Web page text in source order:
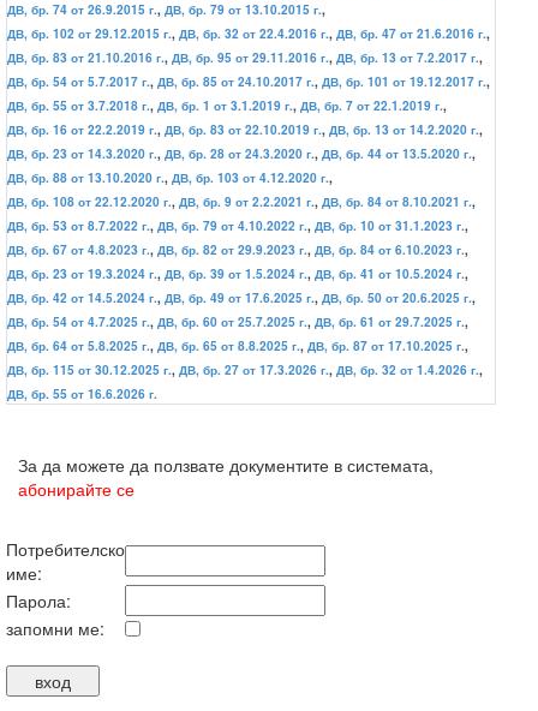
ДВ, бр. 74 от 26.9.2015 г., ДВ, бр. 79 от 13.10.2015 г.,
ДВ, бр. 102 от 29.12.2015 г., ДВ, бр. 32 от 22.4.2016 г., ДВ, бр. 47 от 21.6.2016 г.,
ДВ, бр. 83 от 21.10.2016 г., ДВ, бр. 95 от 29.11.2016 г., ДВ, бр. 13 от 7.2.2017 г.,
ДВ, бр. 54 от 5.7.2017 г., ДВ, бр. 85 от 24.10.2017 г., ДВ, бр. 101 от 19.12.2017 г.,
ДВ, бр. 55 от 3.7.2018 г., ДВ, бр. 1 от 3.1.2019 г., ДВ, бр. 7 от 22.1.2019 г.,
ДВ, бр. 16 от 22.2.2019 г., ДВ, бр. 83 от 22.10.2019 г., ДВ, бр. 13 от 14.2.2020 г.,
ДВ, бр. 23 от 14.3.2020 г., ДВ, бр. 28 от 24.3.2020 г., ДВ, бр. 44 от 13.5.2020 г.,
ДВ, бр. 88 от 13.10.2020 г., ДВ, бр. 103 от 4.12.2020 г.,
ДВ, бр. 108 от 22.12.2020 г., ДВ, бр. 9 от 2.2.2021 г., ДВ, бр. 84 от 8.10.2021 г.,
ДВ, бр. 53 от 8.7.2022 г., ДВ, бр. 79 от 4.10.2022 г., ДВ, бр. 10 от 31.1.2023 г.,
ДВ, бр. 67 от 4.8.2023 г., ДВ, бр. 82 от 29.9.2023 г., ДВ, бр. 84 от 6.10.2023 г.,
ДВ, бр. 23 от 19.3.2024 г., ДВ, бр. 39 от 1.5.2024 г., ДВ, бр. 41 от 10.5.2024 г.,
ДВ, бр. 42 от 14.5.2024 г., ДВ, бр. 49 от 17.6.2025 г., ДВ, бр. 50 от 20.6.2025 г.,
ДВ, бр. 54 от 4.7.2025 г., ДВ, бр. 60 от 25.7.2025 г., ДВ, бр. 61 от 29.7.2025 г.,
ДВ, бр. 64 от 5.8.2025 г., ДВ, бр. 65 от 8.8.2025 г., ДВ, бр. 87 от 17.10.2025 г.,
ДВ, бр. 115 от 30.12.2025 г., ДВ, бр. 27 от 17.3.2026 г., ДВ, бр. 32 от 1.4.2026 г.,
ДВ, бр. 55 от 16.6.2026 г.
За да можете да ползвате документите в системата,
абонирайте се
Потребителско
име:
Парола:
запомни ме: